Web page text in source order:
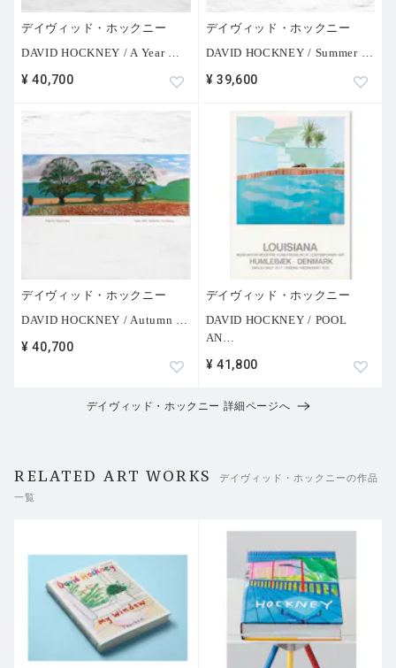
デイヴィッド・ホックニー
DAVID HOCKNEY / A Year
¥ 40,700
デイヴィッド・ホックニー
DAVID HOCKNEY / Summer
¥ 39,600
デイヴィッド・ホックニー
DAVID HOCKNEY / Autumn …
¥ 40,700
デイヴィッド・ホックニー
DAVID HOCKNEY / POOL
AN…
¥ 41,800
デイヴィッド・ホックニー 詳細ページへ
RELATED ART WORKS
デイヴィッド・ホックニーの作品
一覧